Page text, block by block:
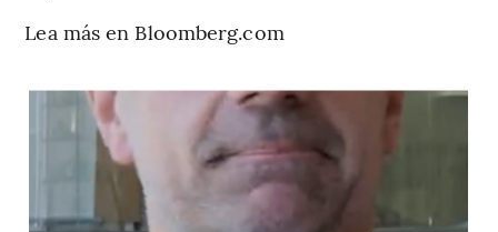
Lea más en Bloomberg.com